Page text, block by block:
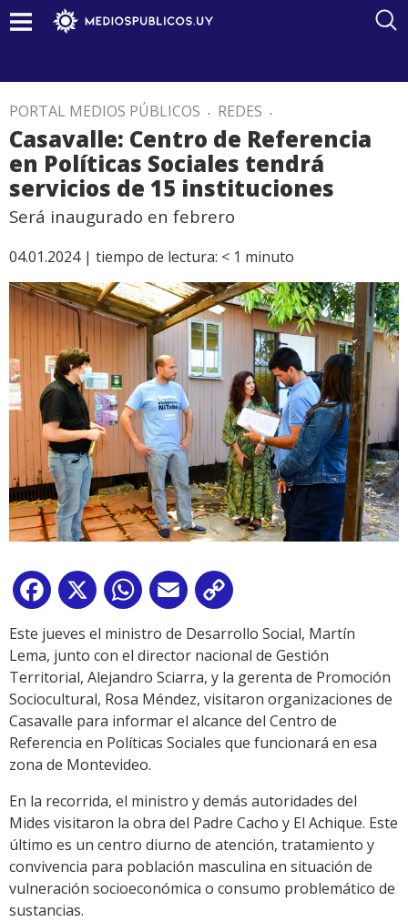
PORTAL MEDIOS PÚBLICOS . REDES .
Casavalle: Centro de Referencia
en Políticas Sociales tendrá
servicios de 15 instituciones
Será inaugurado en febrero
04.01.2024 | tiempo de lectura: < 1 minuto
Facebook
X WhatsApp
Email
Link
Este jueves el ministro de Desarrollo Social, Martín
Lema, junto con el director nacional de Gestión
Territorial, Alejandro Sciarra, y la gerenta de Promoción
Sociocultural, Rosa Méndez, visitaron organizaciones de
Casavalle para informar el alcance del Centro de
Referencia en Políticas Sociales que funcionará en esa
zona de Montevideo.
En la recorrida, el ministro y demás autoridades del
Mides visitaron la obra del Padre Cacho y El Achique. Este
último es un centro diurno de atención, tratamiento y
convivencia para población masculina en situación de
vulneración socioeconómica o consumo problemático de
sustancias.